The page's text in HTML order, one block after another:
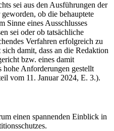
sei aus den Ausführungen der
ob die behauptete
Sinne eines Ausschlusses
sei oder ob tatsächliche
Verfahren erfolgreich zu
damit, dass an die Redaktion
bzw. eines damit
hohe Anforderungen gestellt
vom 11. Januar 2024, E. 3.).
einen spannenden Einblick in